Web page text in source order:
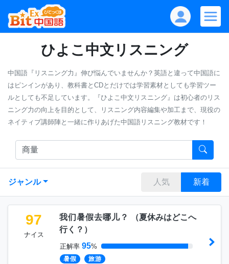
ひよこ中文リスニング
中国語『リスニング力』伸び悩んでいませんか？英語と違って中国語に
はピンインがあり、教科書とCDとだけでは学習素材としても学習ツー
ルとしても不足しています。『ひよこ中文リスニング』は初心者のリス
ニング力の向上を目的として、リスニング内容編集や加工まで、現役の
ネイティブ講師陣と一緒に作りあげた中国語リスニング教材です！
ジャンル 人気 新着
97
ナイス
我们暑假去哪儿？ （夏休みはどこへ
行く？ ）
正解率 95%
暑假 旅游